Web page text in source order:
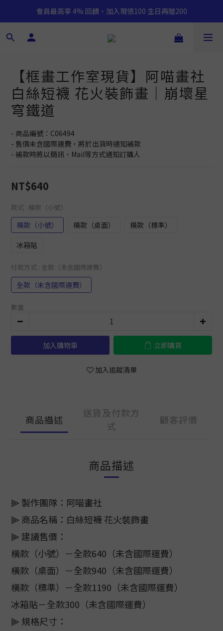
會員最高享 4% 回饋，加入現領100 生日再贈200
【框畫工作室現貨】阿喵畫社
白絲短襪 花火裝飾畫｜崩壞星
穹鐵道
- 商品編號：C06494
- 售價未含國際運費，將於出貨時通知補款
- 補款時將以簡訊、Mail等方式通知訂購人
NT$640
款式 : 橫款（小號）
橫款（小號） 橫款（桌面）
橫款（標準）
冰箱貼
付款方式 : 全款（未含國際運費）
全款（未含國際運費）
數量
加入購物車 立即購買
加入追蹤清單
商品描述
送貨及付款方
式
顧客評價
商品描述
⫸ 製作團隊：阿喵畫社
⫸ 商品名稱：白絲短襪 花火裝飾畫
⫸ 建議售價：
橫款（小號）－全款640（未含國際運費）
橫款（桌面）－全款940（未含國際運費）
橫款（標準）－全款1190（未含國際運費）
冰箱貼－全款300（未含國際運費）
⫸ 規格尺寸：